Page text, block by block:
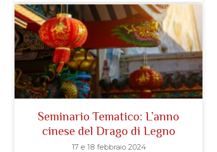
Seminario Tematico: L’anno
cinese del Drago di Legno
17 e 18 febbraio 2024